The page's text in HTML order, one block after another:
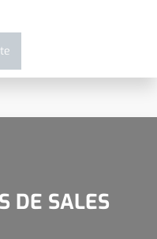
DE SALES